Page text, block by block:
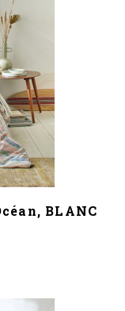
BLANC